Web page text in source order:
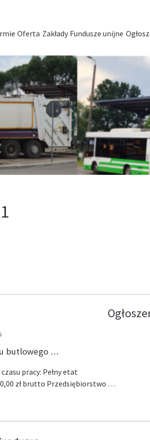
Oferta Zakłady Fundusze unijne
butlowego …
pracy: Pełny etat
zł brutto Przedsiębiorstwo …